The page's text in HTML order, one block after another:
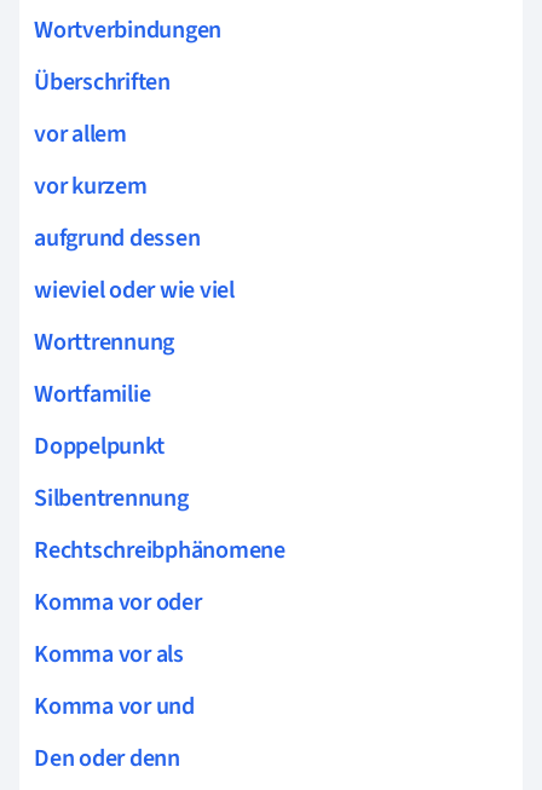
Wortverbindungen
Überschriften
vor allem
vor kurzem
aufgrund dessen
wieviel oder wie viel
Worttrennung
Wortfamilie
Doppelpunkt
Silbentrennung
Rechtschreibphänomene
Komma vor oder
Komma vor als
Komma vor und
Den oder denn